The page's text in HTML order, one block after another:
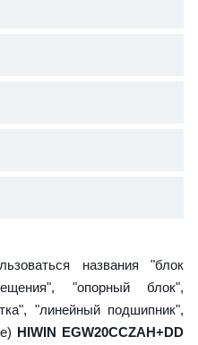
названия "блок
"опорный блок",
"линейный подшипник",
HIWIN EGW20CCZAH+DD